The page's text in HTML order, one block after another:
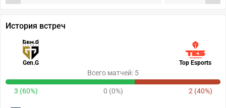
История встреч
Gen.G Top Esports
Всего матчей: 5
3 (60%) 0 (0%) 2 (40%)